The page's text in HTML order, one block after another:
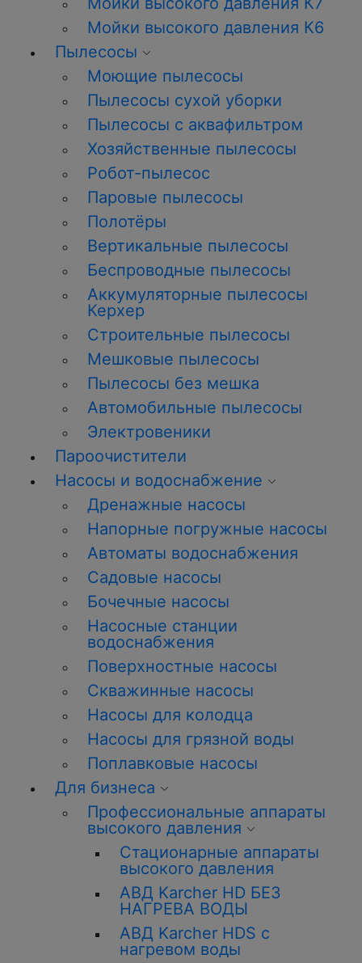
Мойки высокого давления К6
Пылесосы
Моющие пылесосы
Пылесосы сухой уборки
Пылесосы с аквафильтром
Хозяйственные пылесосы
Робот-пылесос
Паровые пылесосы
Полотёры
Вертикальные пылесосы
Беспроводные пылесосы
Аккумуляторные пылесосы
Керхер
Строительные пылесосы
Мешковые пылесосы
Пылесосы без мешка
Автомобильные пылесосы
Электровеники
Пароочистители
Насосы и водоснабжение
Дренажные насосы
Напорные погружные насосы
Автоматы водоснабжения
Садовые насосы
Бочечные насосы
Насосные станции
водоснабжения
Поверхностные насосы
Скважинные насосы
Насосы для колодца
Насосы для грязной воды
Поплавковые насосы
Для бизнеса
Профессиональные аппараты
высокого давления
Стационарные аппараты
высокого давления
АВД Karcher HD БЕЗ
НАГРЕВА ВОДЫ
АВД Karcher HDS с
нагревом воды